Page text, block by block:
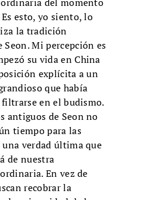
esto, yo siento, lo
la tradición
Seon. Mi percepción es
su vida en China
explícita a un
que había
filtrarse en el budismo.
antiguos de Seon no
tiempo para las
verdad última que
de nuestra
En vez de
recobrar la